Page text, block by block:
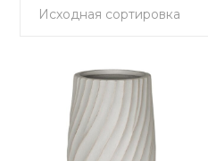
Исходная сортировка